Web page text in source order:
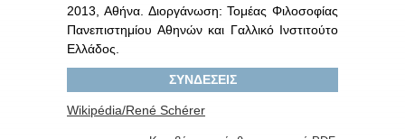
2013, Αθήνα. Διοργάνωση: Τομέας Φιλοσοφίας
Πανεπιστημίου Αθηνών και Γαλλικό Ινστιτούτο
Ελλάδος.
ΣΥΝΔΕΣΕΙΣ
Wikipédia/René Schérer